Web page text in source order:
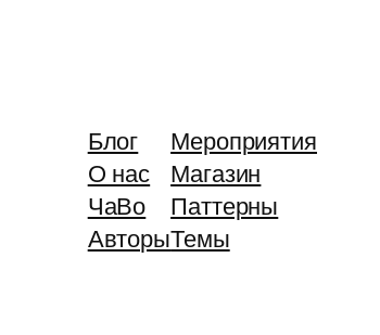
Блог
О нас
ЧаВо
Авторы
Мероприятия
Магазин
Паттерны
Темы